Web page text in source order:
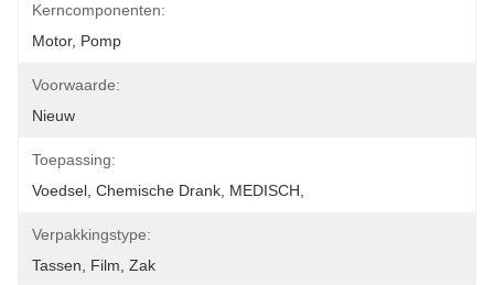
Kerncomponenten:
Motor, Pomp
Voorwaarde:
Nieuw
Toepassing:
Voedsel, Chemische Drank, MEDISCH,
Verpakkingstype:
Tassen, Film, Zak